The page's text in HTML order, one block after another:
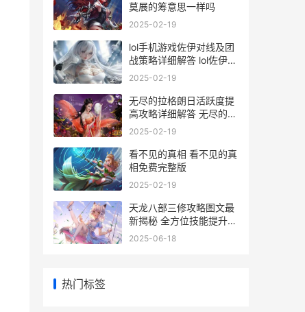
莫展的筹意思一样吗
2025-02-19
lol手机游戏佐伊对线及团
战策略详细解答 lol佐伊玩
法
2025-02-19
无尽的拉格朗日活跃度提
高攻略详细解答 无尽的拉
格朗日攻略
2025-02-19
看不见的真相 看不见的真
相免费完整版
2025-02-19
天龙八部三修攻略图文最
新揭秘 全方位技能提升指
南
2025-06-18
热门标签